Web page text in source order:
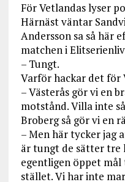
För Vetlandas lyser
Härnäst väntar
Andersson sa så här
matchen i
– Tungt.
Varför hackar det för
– Västerås gör vi en
motstånd. Villa inte
Broberg så gör vi en
– Men här tycker jag
är tungt de sätter tre
egentligen öppet mål
stället. Vi har inte